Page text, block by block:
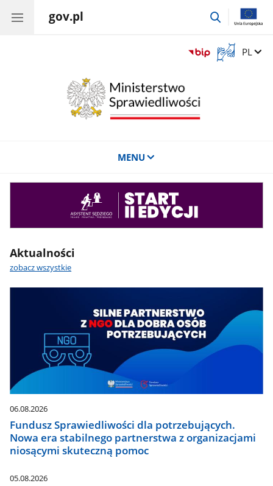
gov.pl
przejdź
Otwórz
okno
Zmień
PL
MENU
Aktualności
zobacz wszystkie
06.08.2026
Fundusz Sprawiedliwości dla potrzebujących.
Nowa era stabilnego partnerstwa z organizacjami
niosącymi skuteczną pomoc
05.08.2026